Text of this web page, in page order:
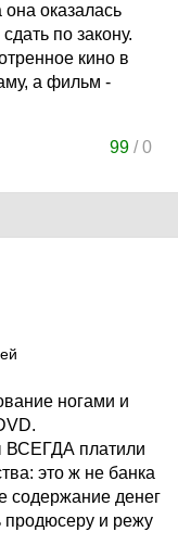
оказалась
по закону.
кино в
а фильм -
99 /0
ногами и
ВСЕГДА платили
это ж не банка
содержание денег
продюсеру и режу